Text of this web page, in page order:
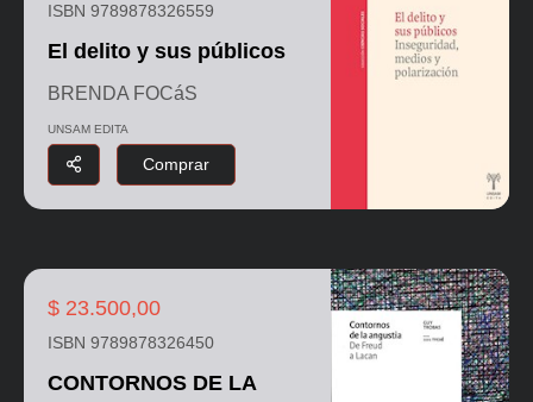
ISBN 9789878326559
El delito y sus públicos
BRENDA FOCáS
UNSAM EDITA
Comprar
$ 23.500,00
ISBN 9789878326450
CONTORNOS DE LA